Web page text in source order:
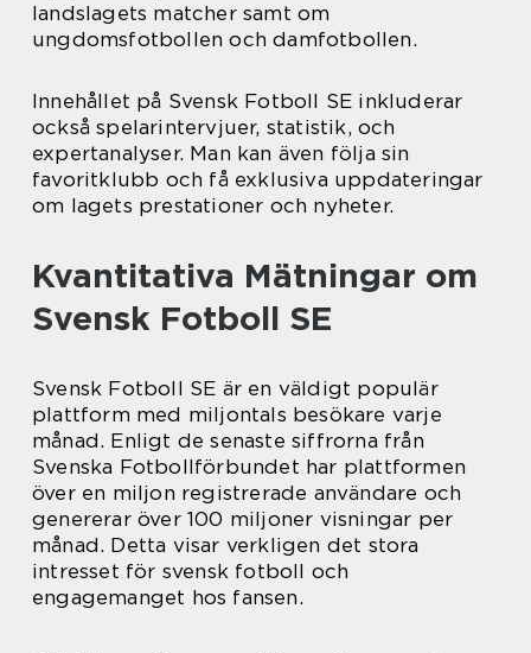
landslagets matcher samt om
ungdomsfotbollen och damfotbollen.
Innehållet på Svensk Fotboll SE inkluderar
också spelarintervjuer, statistik, och
expertanalyser. Man kan även följa sin
favoritklubb och få exklusiva uppdateringar
om lagets prestationer och nyheter.
Kvantitativa Mätningar om
Svensk Fotboll SE
Svensk Fotboll SE är en väldigt populär
plattform med miljontals besökare varje
månad. Enligt de senaste siffrorna från
Svenska Fotbollförbundet har plattformen
över en miljon registrerade användare och
genererar över 100 miljoner visningar per
månad. Detta visar verkligen det stora
intresset för svensk fotboll och
engagemanget hos fansen.